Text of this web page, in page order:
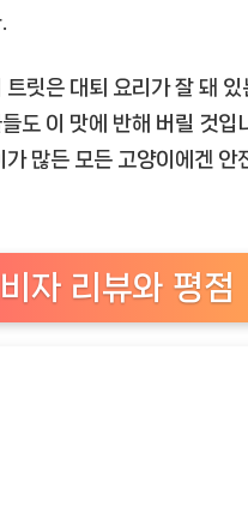
트릿은 대퇴 요리가 잘 돼
도 이 맛에 반해 버릴 것입
가 많든 모든 고양이에겐 안
자 리뷰와 평점